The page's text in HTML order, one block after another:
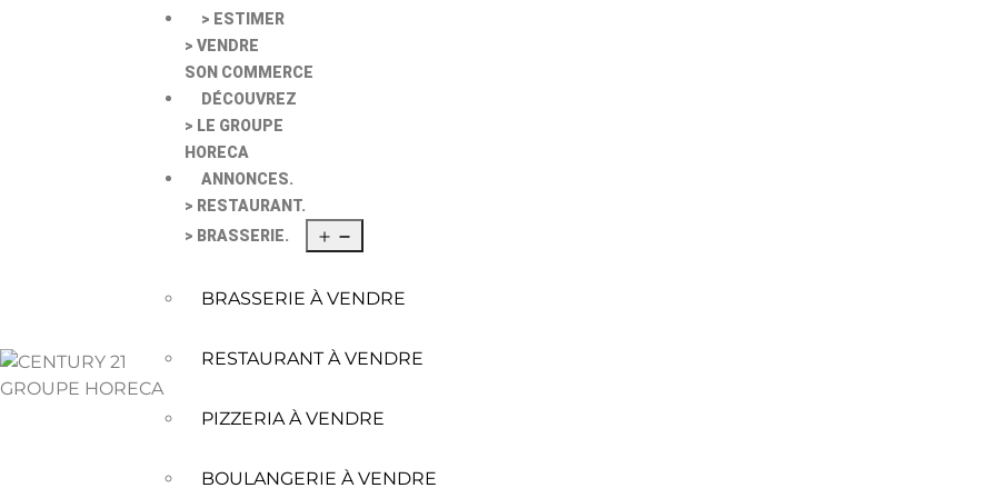
> ESTIMER
> VENDRE
SON COMMERCE
DÉCOUVREZ
> LE GROUPE
HORECA
ANNONCES.
> RESTAURANT.
> BRASSERIE.
BRASSERIE À VENDRE
RESTAURANT À VENDRE
PIZZERIA À VENDRE
BOULANGERIE À VENDRE